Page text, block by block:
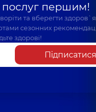
послуг першим!
та вберегти
сезонних
здорові!
Підписатися